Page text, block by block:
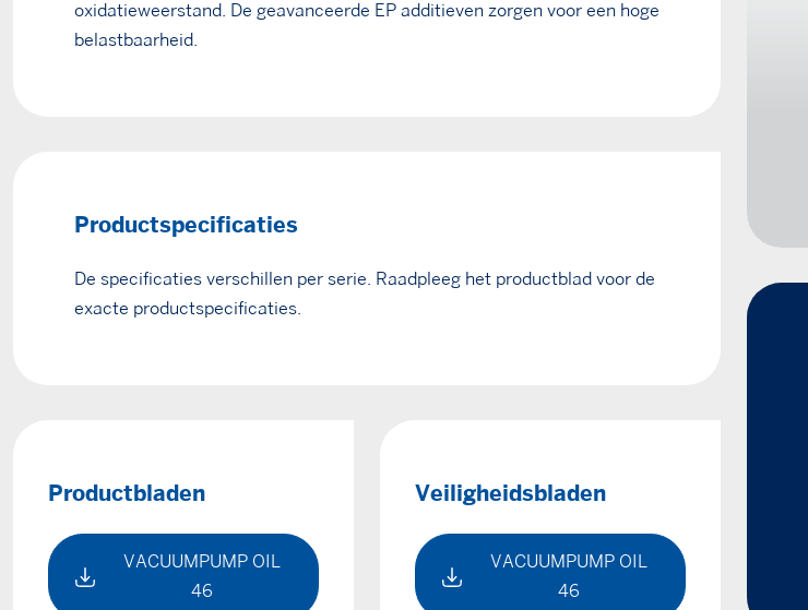
oxidatieweerstand. De geavanceerde EP additieven zorgen voor een hoge
belastbaarheid.
Productspecificaties
De specificaties verschillen per serie. Raadpleeg het productblad voor de
exacte productspecificaties.
Productbladen
VACUUMPUMP OIL
46
Veiligheidsbladen
VACUUMPUMP OIL
46